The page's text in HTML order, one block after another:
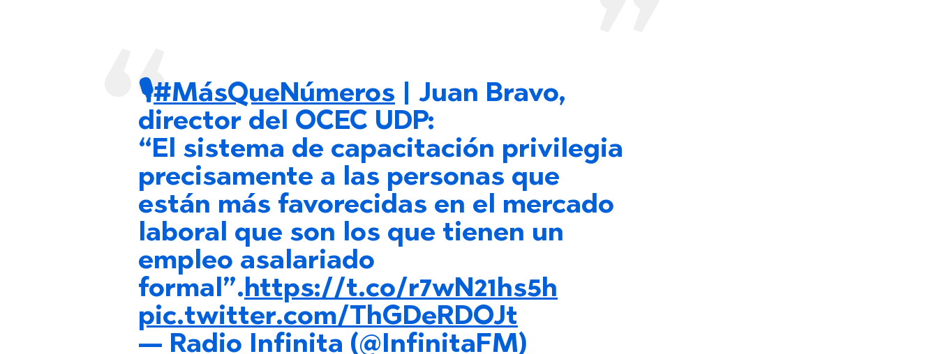
🎙️#MásQueNúmeros | Juan Bravo,
director del OCEC UDP:
“El sistema de capacitación privilegia
precisamente a las personas que
están más favorecidas en el mercado
laboral que son los que tienen un
empleo asalariado
formal”.https://t.co/r7wN21hs5h
pic.twitter.com/ThGDeRDOJt
— Radio Infinita (@InfinitaFM)